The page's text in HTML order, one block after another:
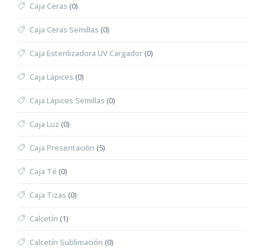
Caja Ceras (0)
Caja Ceras Semillas (0)
Caja Esterilizadora UV Cargador(0)
Caja Lápices (0)
Caja Lápices Semillas (0)
Caja Luz (0)
Caja Presentación (5)
Caja Té (0)
Caja Tizas (0)
Calcetín (1)
Calcetín Sublimación (0)